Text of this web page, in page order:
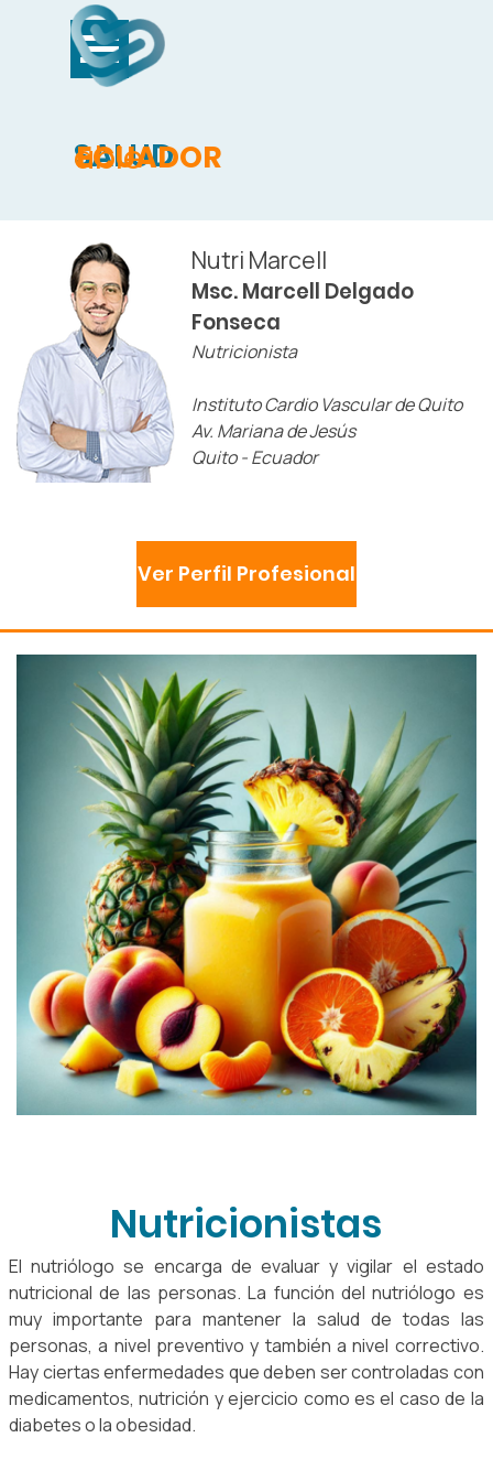
Vaya al Contenido
ECUADOR
SALUD
able
Saltar menú
Nutri Marcell
Msc. Marcell Delgado
Fonseca
Nutricionista
Instituto Cardio Vascular de Quito
Av. Mariana de Jesús
Quito - Ecuador
Ver Perfil Profesional
Nutricionistas
El nutriólogo se encarga de evaluar y vigilar el estado
nutricional de las personas. La función del nutriólogo es
muy importante para mantener la salud de todas las
personas, a nivel preventivo y también a nivel correctivo.
Hay ciertas enfermedades que deben ser controladas con
medicamentos, nutrición y ejercicio como es el caso de la
diabetes o la obesidad.